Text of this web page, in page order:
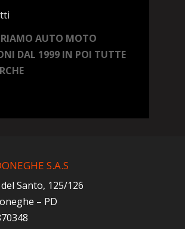
AUTO MOTO
DAL 1999 IN POI TUTTE
S.A.S
Santo, 125/126
– PD